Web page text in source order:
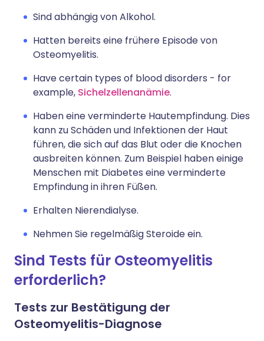
Sind abhängig von Alkohol.
Hatten bereits eine frühere Episode von
Osteomyelitis.
Have certain types of blood disorders - for
example, Sichelzellenanämie.
Haben eine verminderte Hautempfindung. Dies
kann zu Schäden und Infektionen der Haut
führen, die sich auf das Blut oder die Knochen
ausbreiten können. Zum Beispiel haben einige
Menschen mit Diabetes eine verminderte
Empfindung in ihren Füßen.
Erhalten Nierendialyse.
Nehmen Sie regelmäßig Steroide ein.
Sind Tests für Osteomyelitis
erforderlich?
Tests zur Bestätigung der
Osteomyelitis-Diagnose